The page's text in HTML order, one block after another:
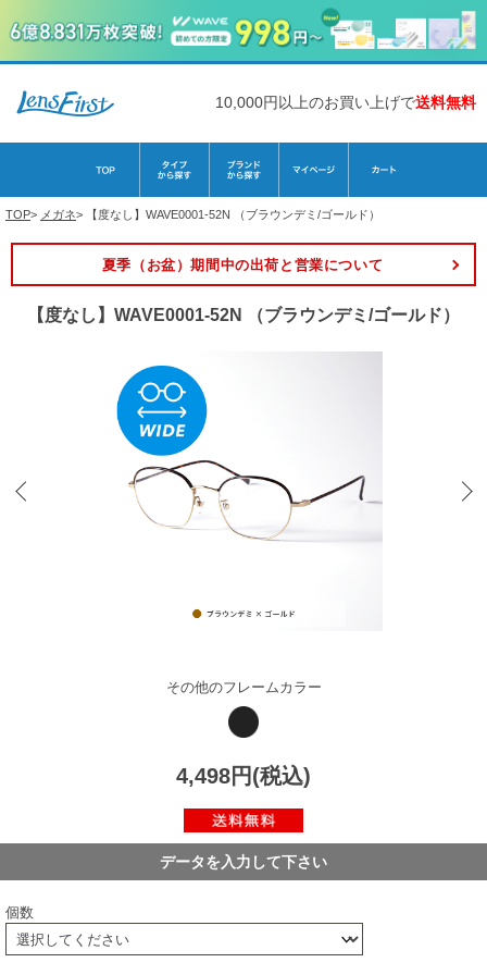
10,000円以上のお買い上げで送料無料
TOP> メガネ> 【度なし】WAVE0001-52N （ブラウンデミ/ゴールド）
夏季（お盆）期間中の出荷と営業について
【度なし】WAVE0001-52N （ブラウンデミ/ゴールド）
その他のフレームカラー
4,498円(税込)
データを入力して下さい
個数